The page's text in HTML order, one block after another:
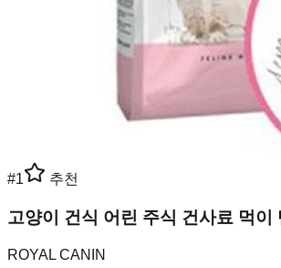
#1 추천
고양이 건식 어린 주식 건사료 먹이
ROYAL CANIN